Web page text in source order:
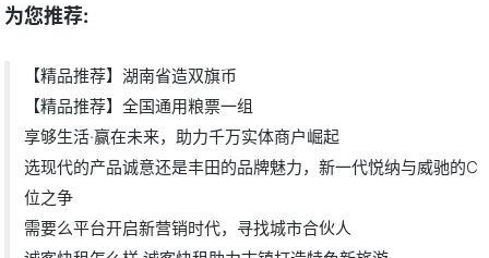
为您推荐:
【精品推荐】湖南省造双旗币
【精品推荐】全国通用粮票一组
享够生活·赢在未来，助力千万实体商户崛起
选现代的产品诚意还是丰田的品牌魅力，新一代悦纳与威驰的C
位之争
需要么平台开启新营销时代，寻找城市合伙人